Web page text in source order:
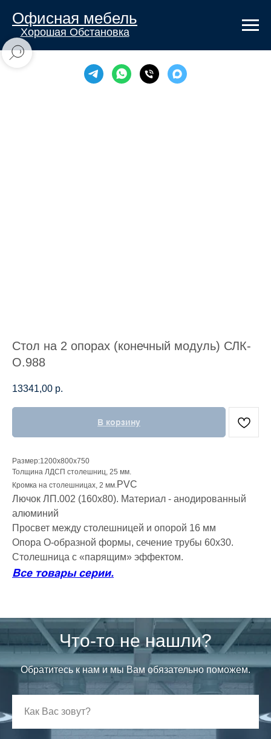
Офисная мебель
Хорошая Обстановка
Стол на 2 опорах (конечный модуль) СЛК-
О.988
13341,00 р.
В корзину
Размер:1200х800х750
Толщина ЛДСП столешниц, 25 мм.
Кромка на столешницах, 2 мм.PVC
Лючок ЛП.002 (160х80). Материал - анодированный
алюминий
Просвет между столешницей и опорой 16 мм
Опора О-образной формы, сечение трубы 60х30.
Столешница с «парящим» эффектом.
Все товары серии.
Что-то не нашли?
Обратитесь к нам и мы Вам обязательно поможем.